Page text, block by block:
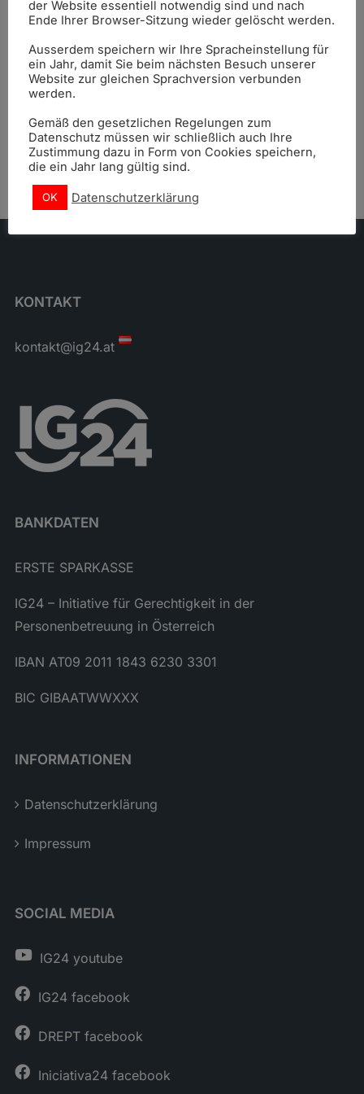
Einladung und Information
01-05-2024
KONTAKT
kontakt@ig24.at
BANKDATEN
ERSTE SPARKASSE
IG24 – Initiative für Gerechtigkeit in der
Personenbetreuung in Österreich
IBAN AT09 2011 1843 6230 3301
BIC GIBAATWWXXX
INFORMATIONEN
Datenschutzerklärung
Impressum
SOCIAL MEDIA
IG24 youtube
IG24 facebook
DREPT facebook
Iniciativa24 facebook
der Website essentiell notwendig sind und nach
Ende Ihrer Browser-Sitzung wieder gelöscht werden.
Ausserdem speichern wir Ihre Spracheinstellung für
ein Jahr, damit Sie beim nächsten Besuch unserer
Website zur gleichen Sprachversion verbunden
werden.
Gemäß den gesetzlichen Regelungen zum
Datenschutz müssen wir schließlich auch Ihre
Zustimmung dazu in Form von Cookies speichern,
die ein Jahr lang gültig sind.
OK Datenschutzerklärung